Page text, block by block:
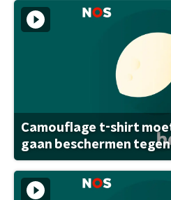
Camouflage t-shirt
gaan beschermen